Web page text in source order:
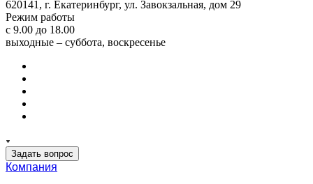
620141, г. Екатеринбург, ул. Завокзальная, дом 29
Режим работы
с 9.00 до 18.00
выходные – суббота, воскресенье
Задать вопрос
Компания